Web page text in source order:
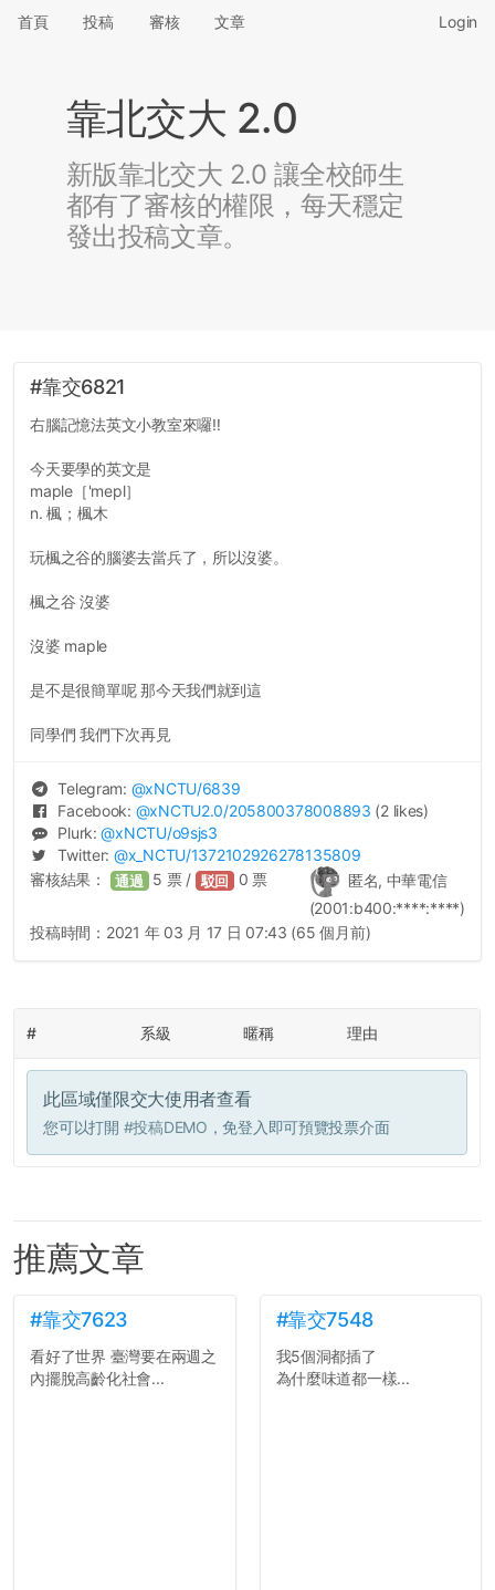
首頁 投稿 審核 文章 Login
靠北交大 2.0
新版靠北交大 2.0 讓全校師生
都有了審核的權限，每天穩定
發出投稿文章。
#靠交6821
右腦記憶法英文小教室來囉‼
今天要學的英文是
maple［'mepl］
n. 楓；楓木
玩楓之谷的腦婆去當兵了，所以沒婆。
楓之谷 沒婆
沒婆 maple
是不是很簡單呢 那今天我們就到這
同學們 我們下次再見
Telegram: @xNCTU/6839
Facebook: @xNCTU2.0/205800378008893 (2 likes)
Plurk:@xNCTU/o9sjs3
Twitter: @x_NCTU/1372102926278135809
匿名, 中華電信
(2001:b400:****:****)
審核結果： 通過 5 票 / 駁回 0 票
投稿時間： 2021 年 03 月 17 日 07:43 (65 個月前)
# 系級 暱稱 理由
此區域僅限交大使用者查看
您可以打開 #投稿DEMO ，免登入即可預覽投票介面
推薦文章
#靠交7623
看好了世界 臺灣要在兩週之
內擺脫高齡化社會...
#靠交7548
我5個洞都插了
為什麼味道都一樣...